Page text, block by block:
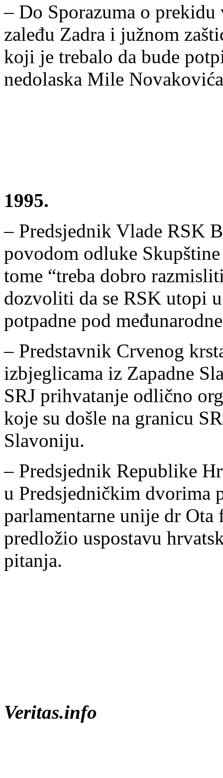
– Do Sporazuma o
zaleđu Zadra i južnom
koji je trebalo da bude
nedolaska Mile
1995.
– Predsjednik Vlade RSK
povodom odluke
tome “treba dobro
dozvoliti da se RSK utopi
potpadne pod
– Predstavnik Crvenog
izbjeglicama iz Zapadne
SRJ prihvatanje odlično
koje su došle na granicu
Slavoniju.
– Predsjednik Republike
u Predsjedničkim dvorima
parlamentarne unije dr
predložio uspostavu
pitanja.
Veritas.info